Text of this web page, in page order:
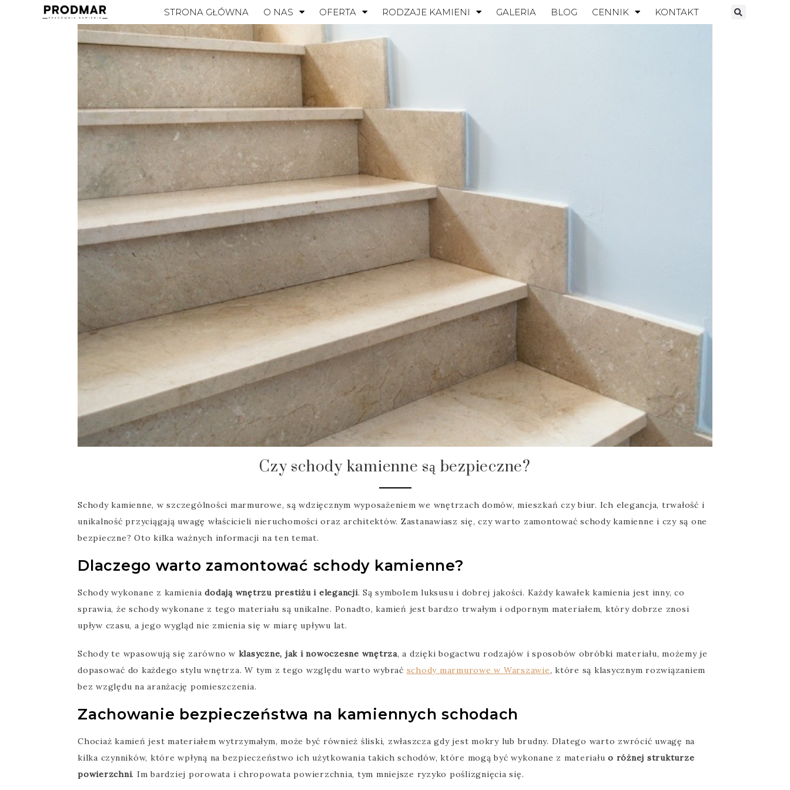
STRONA GŁÓWNA O NAS OFERTA RODZAJE KAMIENI GALERIA BLOG CENNIK KONTAKT
Czy schody kamienne są bezpieczne?
Schody kamienne, w szczególności marmurowe, są wdzięcznym wyposażeniem we wnętrzach domów, mieszkań czy biur. Ich elegancja, trwałość i
unikalność przyciągają uwagę właścicieli nieruchomości oraz architektów. Zastanawiasz się, czy warto zamontować schody kamienne i czy są one
bezpieczne? Oto kilka ważnych informacji na ten temat.
Dlaczego warto zamontować schody kamienne?
Schody wykonane z kamieniadodają wnętrzu prestiżu i elegancji. Są symbolem luksusu i dobrej jakości. Każdy kawałek kamienia jest inny, co
sprawia, że schody wykonane z tego materiału są unikalne. Ponadto, kamień jest bardzo trwałym i odpornym materiałem, który dobrze znosi
upływ czasu, a jego wygląd nie zmienia się w miarę upływu lat.
Schody te wpasowują się zarówno w klasyczne, jak i nowoczesne wnętrza, a dzięki bogactwu rodzajów i sposobów obróbki materiału, możemy je
dopasować do każdego stylu wnętrza. W tym z tego względu warto wybrać schody marmurowe w Warszawie, które są klasycznym rozwiązaniem
bez względu na aranżację pomieszczenia.
Zachowanie bezpieczeństwa na kamiennych schodach
Chociaż kamień jest materiałem wytrzymałym, może być również śliski, zwłaszcza gdy jest mokry lub brudny. Dlatego warto zwrócić uwagę na
kilka czynników, które wpłyną na bezpieczeństwo ich użytkowania takich schodów, które mogą być wykonane z materiału o różnej strukturze
powierzchni. Im bardziej porowata i chropowata powierzchnia, tym mniejsze ryzyko poślizgnięcia się.